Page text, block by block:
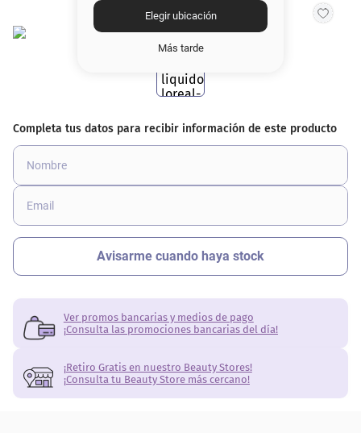
Elegir ubicación
Más tarde
Ver promos bancarias y medios de pago
¡Consulta las promociones bancarias del día!
¡Retiro Gratis en nuestro Beauty Stores!
¡Consulta tu Beauty Store más cercano!
nyx